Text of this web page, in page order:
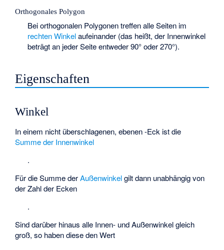
Orthogonales Polygon
Bei orthogonalen Polygonen treffen alle Seiten im
rechten Winkelaufeinander (das heißt, der Innenwinkel
beträgt an jeder Seite entweder 90° oder 270°).
Eigenschaften
Winkel
In einem nicht überschlagenen, ebenen-Eck ist die
Summe der Innenwinkel
.
Für die Summe derAußenwinkelgilt dann unabhängig von
der Zahl der Ecken
.
Sind darüber hinaus alle Innen- und Außenwinkel gleich
groß, so haben diese den Wert